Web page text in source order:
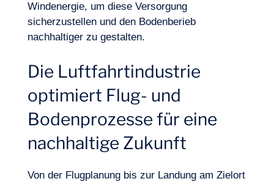
Logbuch
Windenergie, um diese Versorgung
sicherzustellen und den Bodenberieb
nachhaltiger zu gestalten.
Die Luftfahrtindustrie
optimiert Flug- und
Bodenprozesse für eine
nachhaltige Zukunft
Von der Flugplanung bis zur Landung am Zielort